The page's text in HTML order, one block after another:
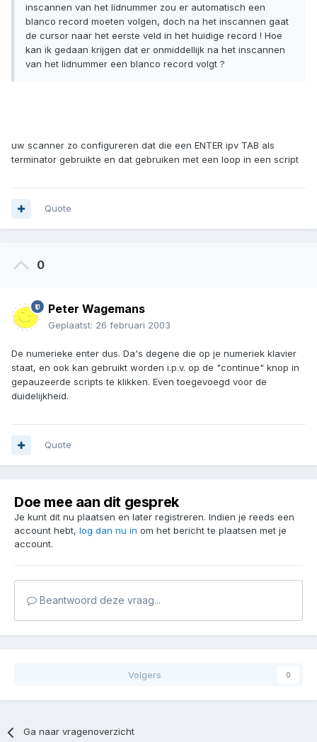
inscannen van het lidnummer zou er automatisch een
blanco record moeten volgen, doch na het inscannen gaat
de cursor naar het eerste veld in het huidige record ! Hoe
kan ik gedaan krijgen dat er onmiddellijk na het inscannen
van het lidnummer een blanco record volgt ?
uw scanner zo configureren dat die een ENTER ipv TAB als
terminator gebruikte en dat gebruiken met een loop in een script
Quote
0
Peter Wagemans
Geplaatst: 26 februari 2003
De numerieke enter dus. Da's degene die op je numeriek klavier
staat, en ook kan gebruikt worden i.p.v. op de "continue" knop in
gepauzeerde scripts te klikken. Even toegevoegd voor de
duidelijkheid.
Quote
Doe mee aan dit gesprek
Je kunt dit nu plaatsen en later registreren. Indien je reeds een
account hebt, log dan nu in om het bericht te plaatsen met je
account.
Beantwoord deze vraag...
Volgers 0
Ga naar vragenoverzicht